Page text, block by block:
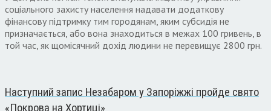
соціального захисту населення надавати додаткову
фінансову підтримку тим городянам, яким субсидія не
призначається, або вона знаходиться в межах 100 гривень, в
той час, як щомісячний дохід людини не перевищує 2800 грн.
Наступний запис Незабаром у Запоріжжі пройде свято
«Покрова на Хортиці»